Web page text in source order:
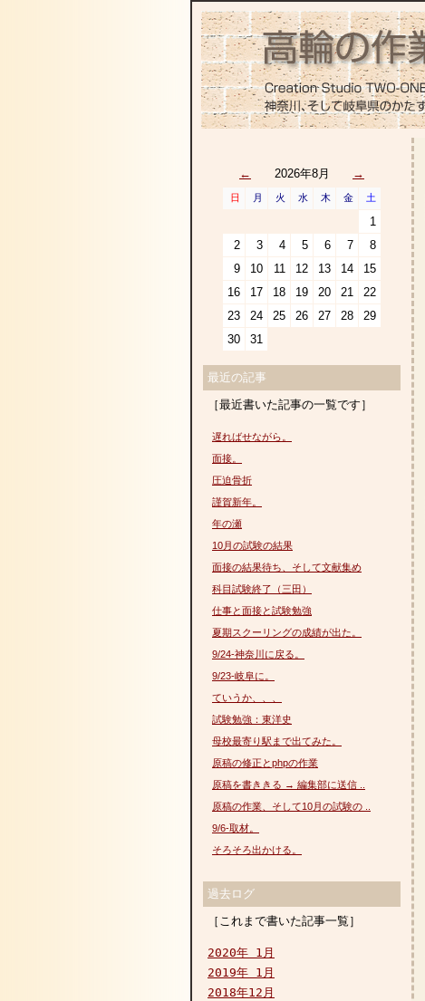
← 2026年8月 →
日 月 火 水 木 金 土
1
2
3 4 5 6 7
8
9
10 11 12 13 14
15
16
17 18 19 20 21
22
23
24 25 26 27 28
29
30
31
最近の記事
［最近書いた記事の一覧です］
遅ればせながら。
面接。
圧迫骨折
謹賀新年。
年の瀬
10月の試験の結果
面接の結果待ち、そして文献集め
科目試験終了（三田）
仕事と面接と試験勉強
夏期スクーリングの成績が出た。
9/24-神奈川に戻る。
9/23-岐阜に。
ていうか、、、
試験勉強：東洋史
母校最寄り駅まで出てみた。
原稿の修正とphpの作業
原稿を書ききる → 編集部に送信 ..
原稿の作業、そして10月の試験の ..
9/6-取材。
そろそろ出かける。
過去ログ
［これまで書いた記事一覧］
2020年 1月
2019年 1月
2018年12月